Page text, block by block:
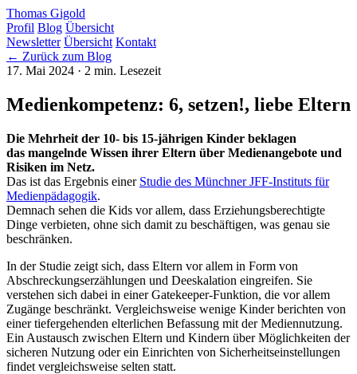
Thomas Gigold
Profil Blog Übersicht
Newsletter Übersicht Kontakt
← Zurück zum Blog
17. Mai 2024 · 2 min. Lesezeit
Medienkompetenz: 6, setzen!, liebe Eltern
Die Mehrheit der 10- bis 15-jährigen Kinder beklagen
das mangelnde Wissen ihrer Eltern über Medien­angebote und
Risiken im Netz.
Das ist das Ergebnis einer Studie des MünchnerJFF-Instituts für
Medienpädagogik.
Demnach sehen die Kids vor allem, dass Erziehungsberechtigte
Dinge verbieten, ohne sich damit zu beschäftigen, was genau sie
beschränken.
In der Studie zeigt sich, dass Eltern vor allem in Form von
Abschreckungserzählungen und Deeskalation eingreifen. Sie
verstehen sich dabei in einer Gatekeeper-Funktion, die vor allem
Zugänge beschränkt. Vergleichsweise wenige Kinder berichten von
einer tiefergehenden elterlichen Befassung mit der Mediennutzung.
Ein Austausch zwischen Eltern und Kindern über Möglichkeiten der
sicheren Nutzung oder ein Einrichten von Sicherheitseinstellungen
findet vergleichsweise selten statt.